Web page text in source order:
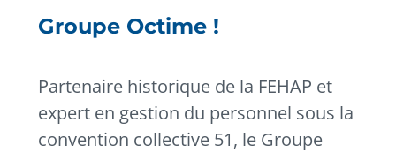
Groupe Octime !
Partenaire historique de la FEHAP et
expert en gestion du personnel sous la
convention collective 51, le Groupe